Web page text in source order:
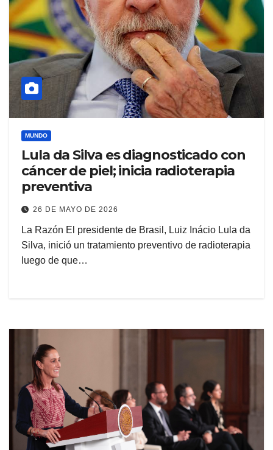
MUNDO
Lula da Silva es diagnosticado con
cáncer de piel; inicia radioterapia
preventiva
26 DE MAYO DE 2026
La Razón El presidente de Brasil, Luiz Inácio Lula da
Silva, inició un tratamiento preventivo de radioterapia
luego de que…